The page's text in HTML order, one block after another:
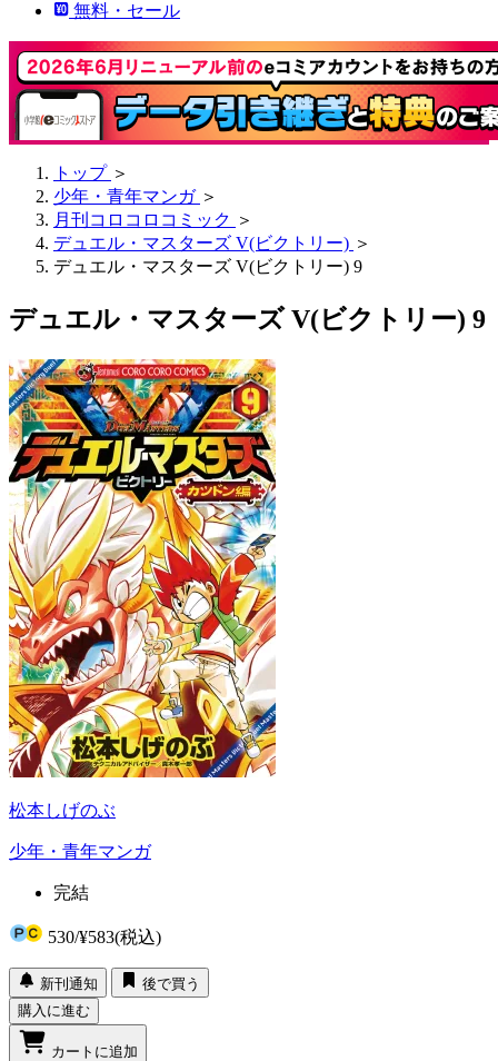
無料・セール
トップ ＞
少年・青年マンガ ＞
月刊コロコロコミック ＞
デュエル・マスターズ V(ビクトリー) ＞
デュエル・マスターズ V(ビクトリー) 9
デュエル・マスターズ V(ビクトリー) 9
松本しげのぶ
少年・青年マンガ
完結
530/¥583(税込)
新刊通知
後で買う
購入に進む
カートに追加